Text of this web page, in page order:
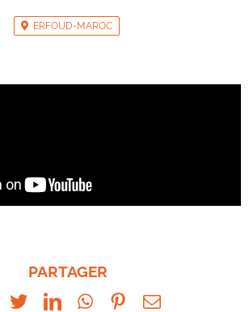
ERFOUD-MAROC
PARTAGER
Facebook
TwitterLinkedInWhatsApp
Pinterest
Email